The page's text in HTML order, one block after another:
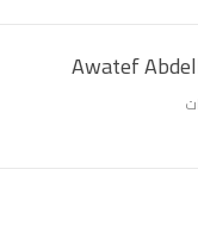
Awatef